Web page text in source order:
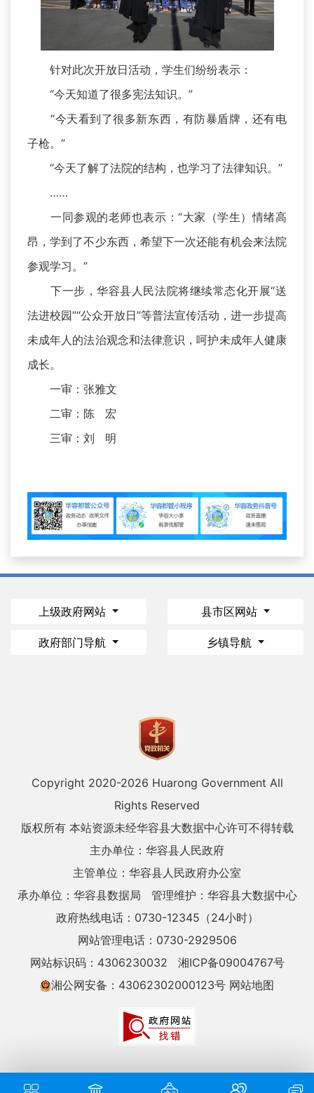
针对此次开放日活动，学生们纷纷表示：
“今天知道了很多宪法知识。”
“今天看到了很多新东西，有防暴盾牌，还有电
子枪。”
“今天了解了法院的结构，也学习了法律知识。”
……
一同参观的老师也表示：“大家（学生）情绪高
昂，学到了不少东西，希望下一次还能有机会来法院
参观学习。”
下一步，华容县人民法院将继续常态化开展“送
法进校园”“公众开放日”等普法宣传活动，进一步提高
未成年人的法治观念和法律意识，呵护未成年人健康
成长。
一审：张雅文
二审：陈 宏
三审：刘 明
上级政府网站 县市区网站
政府部门导航 乡镇导航
Copyright 2020-2026 Huarong Government All
Rights Reserved
版权所有 本站资源未经华容县大数据中心许可不得转载
主办单位：华容县人民政府
主管单位：华容县人民政府办公室
承办单位：华容县数据局
管理维护：华容县大数据中心
政府热线电话：0730-12345（24小时）
网站管理电话：0730-2929506
网站标识码：4306230032
湘ICP备09004767号
湘公网安备：43062302000123号 网站地图